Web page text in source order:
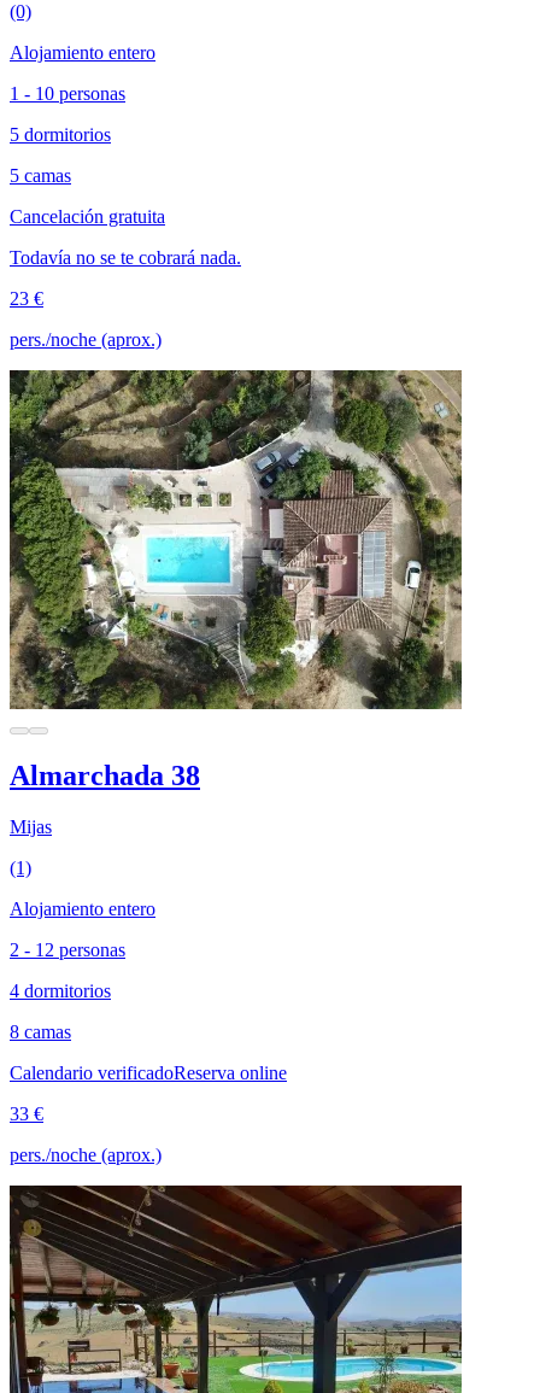
(0)
Alojamiento entero
1 - 10 personas
5 dormitorios
5 camas
Cancelación gratuita
Todavía no se te cobrará nada.
23 €
pers./noche (aprox.)
Almarchada 38
Mijas
(1)
Alojamiento entero
2 - 12 personas
4 dormitorios
8 camas
Calendario verificadoReserva online
33 €
pers./noche (aprox.)